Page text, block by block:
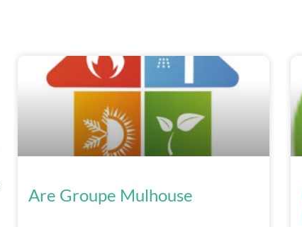
Are Groupe Mulhouse